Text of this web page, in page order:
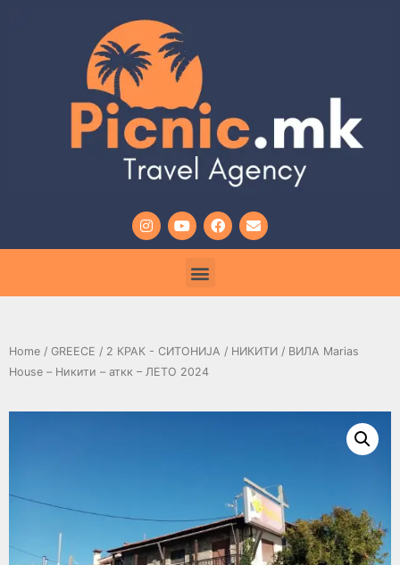
Home / GREECE / 2 КРАК - СИТОНИЈА / НИКИТИ / ВИЛА Marias
House – Никити – аткк – ЛЕТО 2024